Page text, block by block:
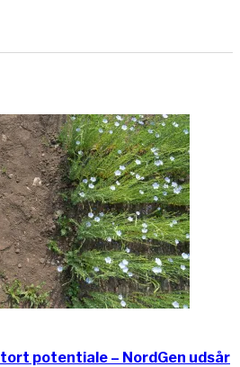
potentiale – NordGen udsår